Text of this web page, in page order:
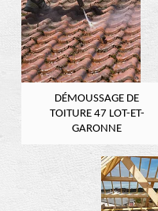
DÉMOUSSAGE DE
TOITURE 47 LOT-ET-
GARONNE